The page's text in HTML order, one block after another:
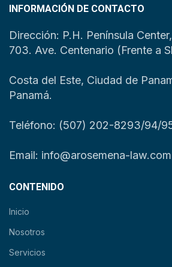
INFORMACIÓN DE CONTACTO
Dirección: P.H. Península
703. Ave. Centenario (Frente a
Costa del Este, Ciudad de
Panamá.
Teléfono: (507) 202-8293/94/
Email: info@arosemena-law.com
CONTENIDO
Inicio
Nosotros
Servicios